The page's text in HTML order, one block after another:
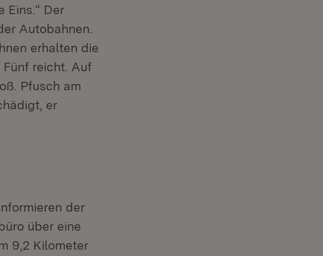
Eins.“ Der
Autobahnen.
erhalten die
reicht. Auf
Pfusch am
er
der
über eine
9,2 Kilometer